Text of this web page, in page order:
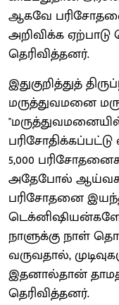
ஆகவே
அறிவிக்க
தெரிவித்தனர்.
இதுகுறித்துத்
மருத்துவமனை
5,000
அதேபோல்
பரிசோதனை
நாளுக்கு நாள்
வருவதால்,
இதனால்தான்
தெரிவித்தனர்.